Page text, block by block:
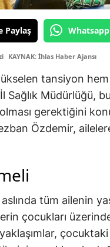
Paylaş
KAYNAK: İhlas Haber Ajansı
tansiyon
Sağlık Müdürlüğü,
gerektiğini
Özdemir,
tüm ailenin
çocukları
çocuktaki